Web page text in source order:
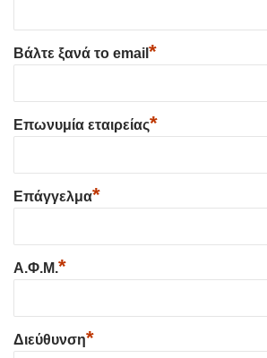
Βάλτε ξανά το email *
Επωνυμία εταιρείας*
Επάγγελμα*
Α.Φ.Μ.*
Διεύθυνση*